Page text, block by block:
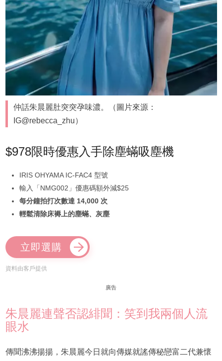
仲話朱晨麗肚突突孕味濃。（圖片來源：
IG@rebecca_zhu）
$978限時優惠入手除塵蟎吸塵機
IRIS OHYAMA IC-FAC4 型號
輸入「NMG002」優惠碼額外減$25
每分鐘拍打次數達 14,000 次
輕鬆清除床褥上的塵蟎、灰塵
立即選購
資料由客戶提供
廣告
朱晨麗連聲否認緋聞：笑到我兩個人流
眼水
傳聞沸沸揚揚，朱晨麗今日就向傳媒就謠傳秘戀富二代兼懷